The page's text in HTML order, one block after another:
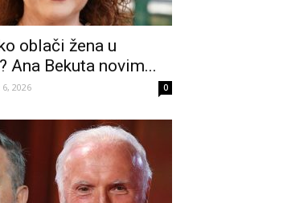
oblači žena u
Ana Bekuta novim...
2026 0